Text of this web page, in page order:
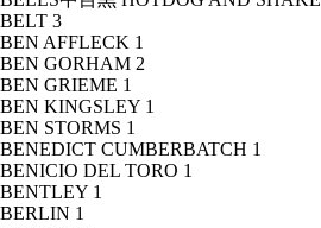
BELT 3
BEN AFFLECK 1
BEN GORHAM 2
BEN GRIEME 1
BEN KINGSLEY 1
BEN STORMS 1
BENEDICT CUMBERBATCH 1
BENICIO DEL TORO 1
BENTLEY 1
BERLIN 1